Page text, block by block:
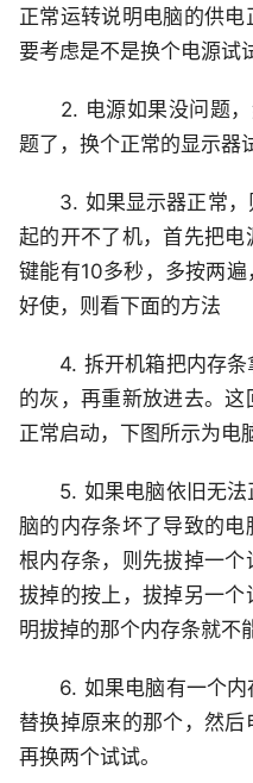
正常运转说明电脑的供
要考虑是不是换个电源试
2. 电源如果没问题，
题了，换个正常的显示器
3. 如果显示器正常，
起的开不了机，首先把
键能有10多秒，多按两
好使，则看下面的方法
4. 拆开机箱把内存条
的灰，再重新放进去。
正常启动，下图所示为电
5. 如果电脑依旧无法
脑的内存条坏了导致的
根内存条，则先拔掉一个
拔掉的按上，拔掉另一
明拔掉的那个内存条就
6. 如果电脑有一个内
替换掉原来的那个，然
再换两个试试。